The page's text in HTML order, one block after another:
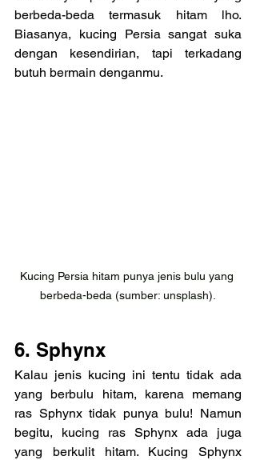
berbeda-beda termasuk hitam lho.
Biasanya, kucing Persia sangat suka
dengan kesendirian, tapi terkadang
butuh bermain denganmu.
Kucing Persia hitam punya jenis bulu yang
berbeda-beda (sumber: unsplash).
6. Sphynx
Kalau jenis kucing ini tentu tidak ada
yang berbulu hitam, karena memang
ras Sphynx tidak punya bulu! Namun
begitu, kucing ras Sphynx ada juga
yang berkulit hitam. Kucing Sphynx